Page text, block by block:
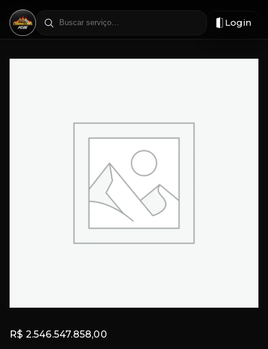
região
Login
R$ 2.546.547.858,00